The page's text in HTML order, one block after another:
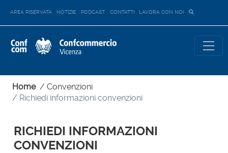
AREA RISERVATA NOTIZIE PODCAST CONTATTI LAVORA CON NOI
Home/ Convenzioni
/ Richiedi informazioni convenzioni
RICHIEDI INFORMAZIONI
CONVENZIONI